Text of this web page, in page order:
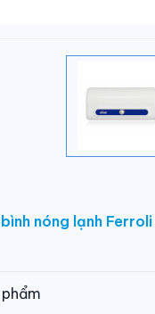
bình nóng lạnh Ferroli